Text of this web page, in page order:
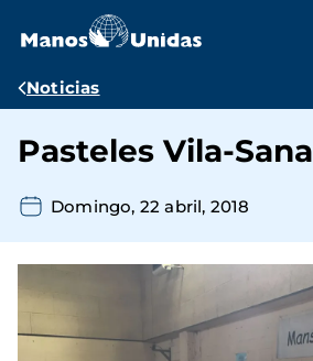
contenido
Ruta
navegación
Noticias
Pasteles Vila-Sana
Domingo, 22 abril, 2018